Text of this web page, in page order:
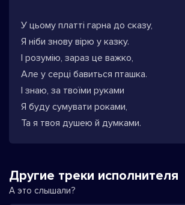
У цьому платті гарна до сказу,
Я ніби знову вірю у казку.
І розумію, зараз це важко,
Але у серці бавиться пташка.
І знаю, за твоїми руками
Я буду сумувати роками,
Та я твоя душею й думками.
Другие треки исполнителя
А это слышали?